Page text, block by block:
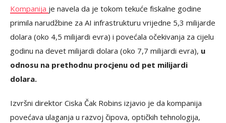
Kompanija je navela da je tokom tekuće fiskalne godine
primila narudžbine za AI infrastrukturu vrijedne 5,3 milijarde
dolara (oko 4,5 milijardi evra) i povećala očekivanja za cijelu
godinu na devet milijardi dolara (oko 7,7 milijardi evra), u
odnosu na prethodnu procjenu od pet milijardi
dolara.
Izvršni direktor Ciska Čak Robins izjavio je da kompanija
povećava ulaganja u razvoj čipova, optičkih tehnologija,